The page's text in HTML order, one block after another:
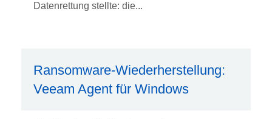
Datenrettung stellte: die...
Ransomware-Wiederherstellung:
Veeam Agent für Windows